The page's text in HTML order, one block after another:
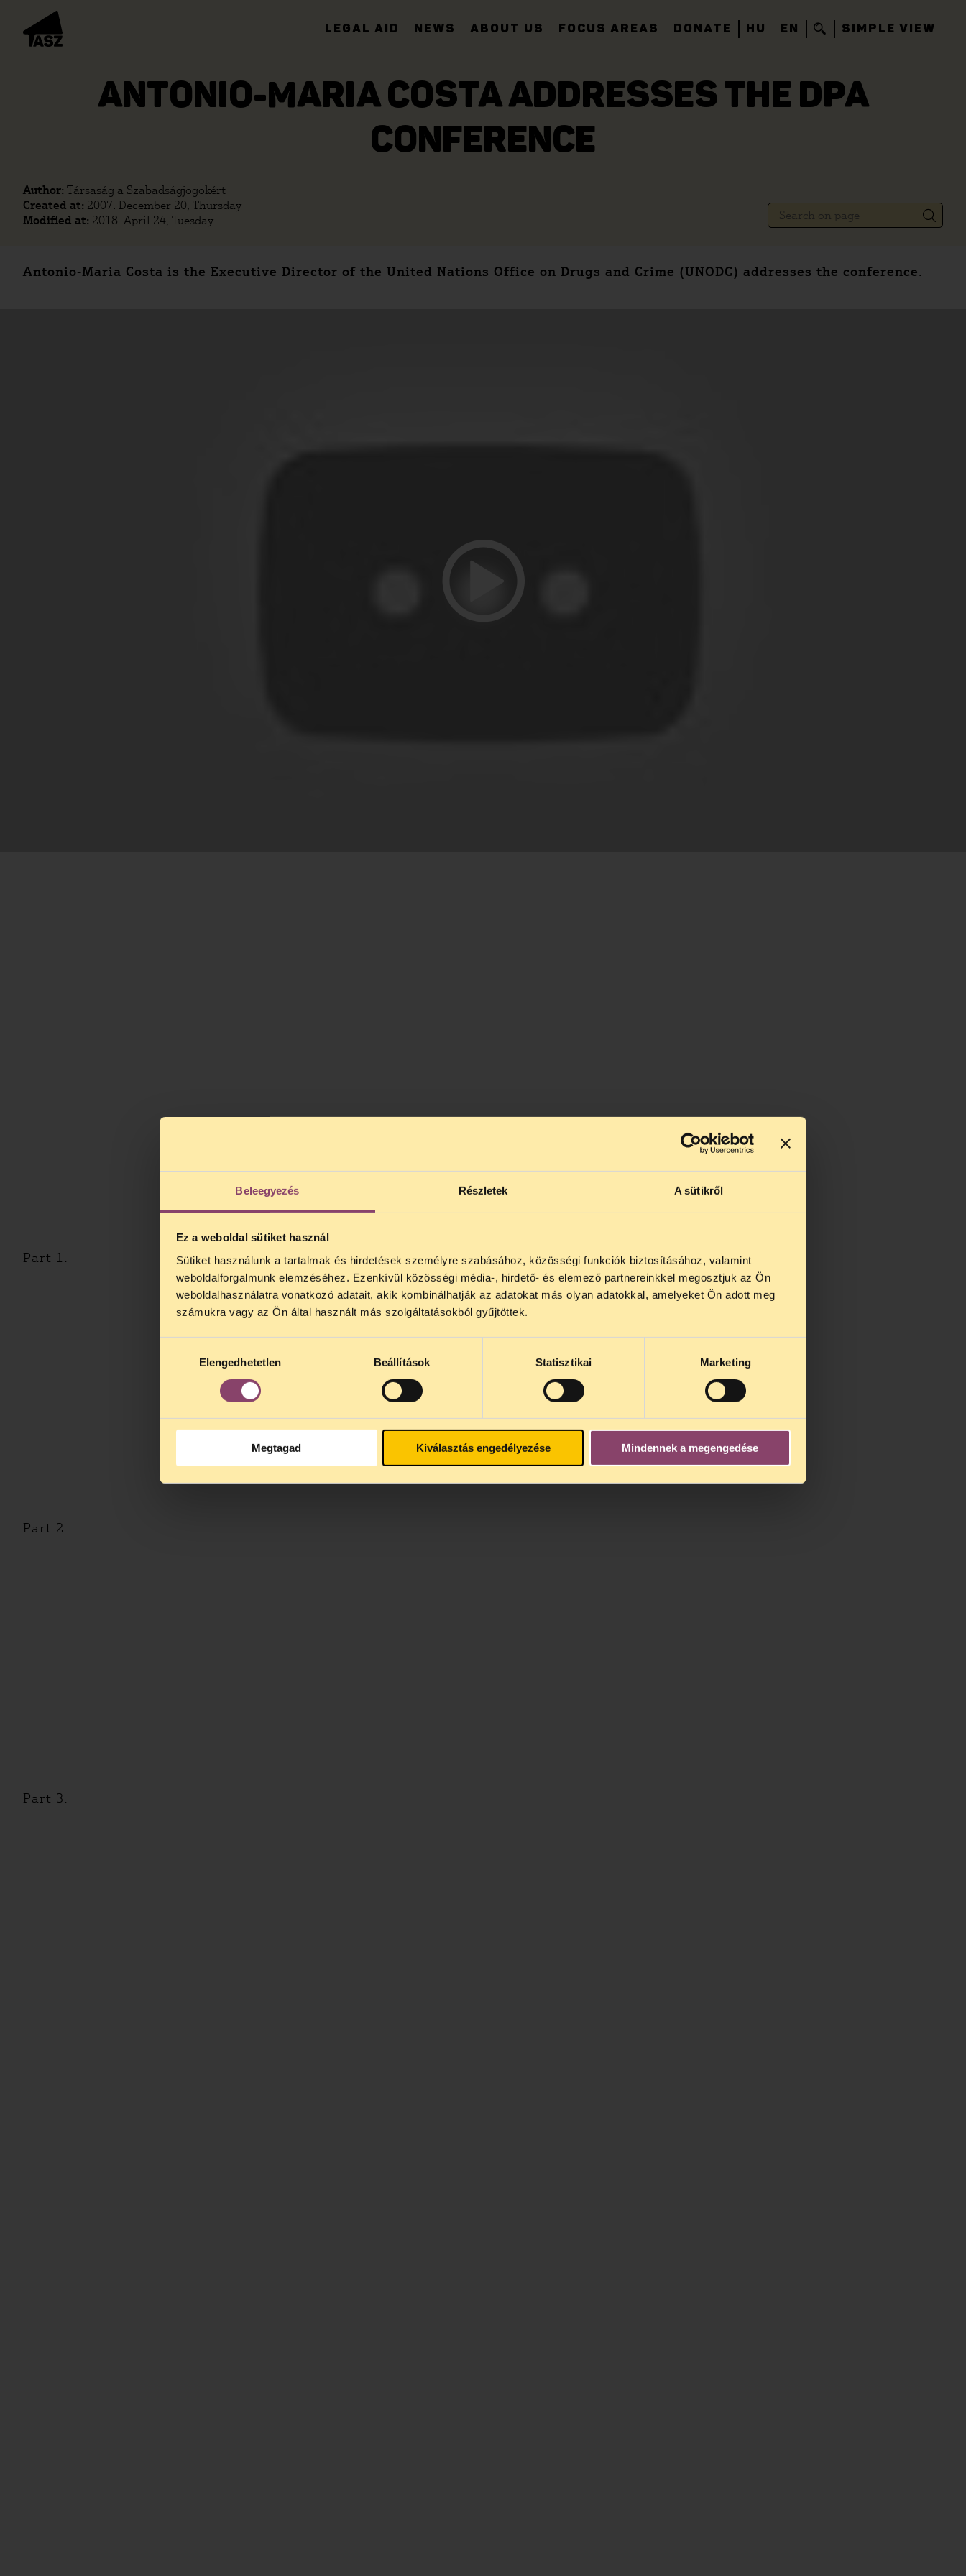
Beleegyezés Részletek A sütikről
Ez a weboldal sütiket használ
Sütiket használunk a tartalmak és hirdetések személyre szabásához, közösségi funkciók biztosításához, valamint
weboldalforgalmunk elemzéséhez. Ezenkívül közösségi média-, hirdető- és elemező partnereinkkel megosztjuk az Ön
weboldalhasználatra vonatkozó adatait, akik kombinálhatják az adatokat más olyan adatokkal, amelyeket Ön adott meg
számukra vagy az Ön által használt más szolgáltatásokból gyűjtöttek.
kiválasztásaElengedhetetlen Beállítások Statisztikai Marketing
Megtagad Kiválasztás engedélyezése Mindennek a megengedése
LEGAL AID NEWS ABOUT US FOCUS AREAS DONATE HU EN SIMPLE VIEW
ANTONIO-MARIA COSTA ADDRESSES THE DPA
CONFERENCE
Author: Társaság a Szabadságjogokért
Created at: 2007. December 20, Thursday
Modified at: 2018. April 24, Tuesday
Antonio-Maria Costa is the Executive Director of the United Nations Office on Drugs and Crime (UNODC) addresses the conference.
Part 1.
Part 2.
Part 3.